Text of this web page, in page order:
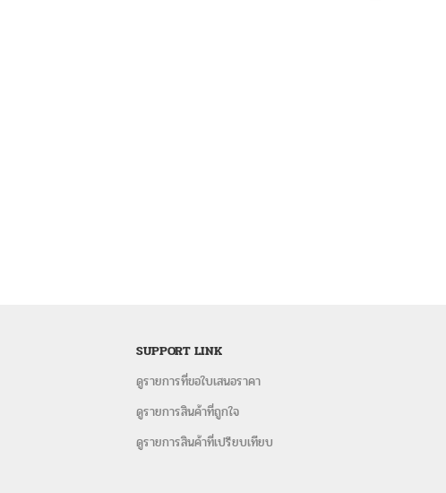
SUPPORT LINK
ดูรายการที่ขอใบเสนอราคา
ดูรายการสินค้าที่ถูกใจ
ดูรายการสินค้าที่เปรียบเทียบ